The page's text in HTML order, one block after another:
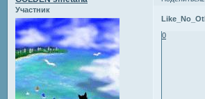
Участник
0